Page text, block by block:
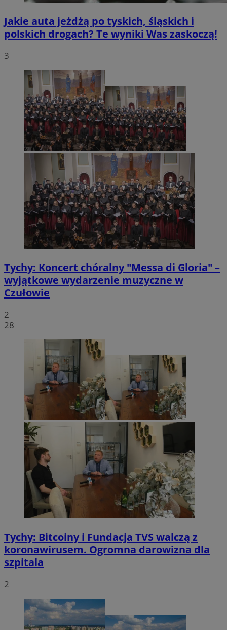
Jakie auta jeżdżą po tyskich, śląskich i
polskich drogach? Te wyniki Was zaskoczą!
3
Tychy: Koncert chóralny "Messa di Gloria" –
wyjątkowe wydarzenie muzyczne w
Czułowie
2
28
Tychy: Bitcoiny i Fundacja TVS walczą z
koronawirusem. Ogromna darowizna dla
szpitala
2